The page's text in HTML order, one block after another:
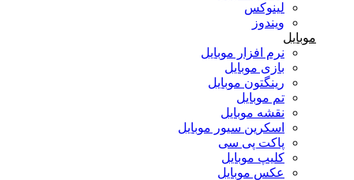
لینوکس
ویندوز
موبایل
نرم افزار موبایل
بازی موبایل
رینگتون موبایل
تم موبایل
نقشه موبایل
اسکرین سیور موبایل
پاکت پی سی
کلیپ موبایل
عکس موبایل